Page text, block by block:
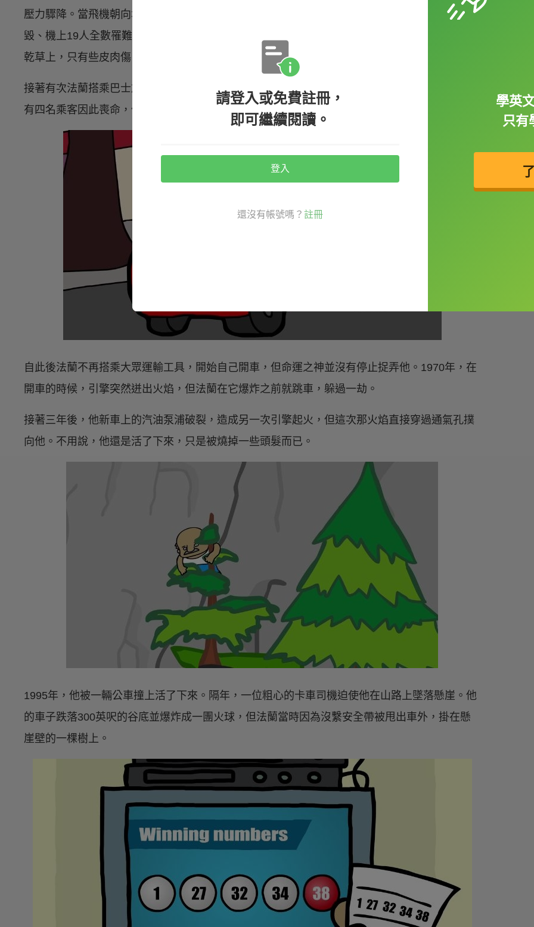
壓力驟降。當飛機朝向地面急墜時，一扇故障的門被吹開，法蘭因此被吸出機外。但當飛機墜
毀、機上19人全數罹難時，法蘭在完全沒有逃生設備的情況下從高空墜落，不知怎地摔在一大堆
乾草上，只有些皮肉傷。
接著有次法蘭搭乘巴士旅行時，路面結冰使得車輛打滑，巴士撞破了安全護欄並摔落下方山谷。
有四名乘客因此喪命，但法蘭安然無恙。
自此後法蘭不再搭乘大眾運輸工具，開始自己開車，但命運之神並沒有停止捉弄他。1970年，在
開車的時候，引擎突然迸出火焰，但法蘭在它爆炸之前就跳車，躲過一劫。
接著三年後，他新車上的汽油泵浦破裂，造成另一次引擎起火，但這次那火焰直接穿過通氣孔撲
向他。不用說，他還是活了下來，只是被燒掉一些頭髮而已。
1995年，他被一輛公車撞上活了下來。隔年，一位粗心的卡車司機迫使他在山路上墜落懸崖。他
的車子跌落300英呎的谷底並爆炸成一團火球，但法蘭當時因為沒繫安全帶被甩出車外，掛在懸
崖壁的一棵樹上。
請登入或免費註冊，
即可繼續閱讀。
登入
還沒有帳號嗎？ 註冊
學英
只有